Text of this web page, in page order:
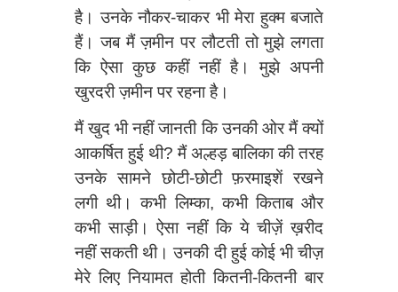
है। उनके नौकर-चाकर भी मेरा हुक्म बजाते
हैं। जब मैं ज़मीन पर लौटती तो मुझे लगता
कि ऐसा कुछ कहीं नहीं है। मुझे अपनी
खुरदरी ज़मीन पर रहना है।
मैं खुद भी नहीं जानती कि उनकी ओर मैं क्यों
आकर्षित हुई थी? मैं अल्हड़ बालिका की तरह
उनके सामने छोटी-छोटी फ़रमाइशें रखने
लगी थी। कभी लिम्का, कभी किताब और
कभी साड़ी। ऐसा नहीं कि ये चीज़ें ख़रीद
नहीं सकती थी। उनकी दी हुई कोई भी चीज़
मेरे लिए नियामत होती कितनी-कितनी बार